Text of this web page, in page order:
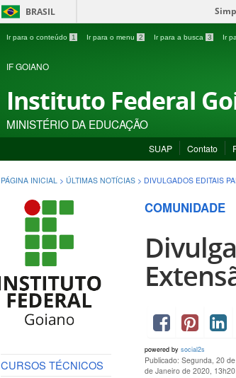
BRASIL
Ir para o conteúdo 1 Ir para o menu 2 Ir para a busca 3 Ir
IF GOIANO
Instituto Federal
MINISTÉRIO DA EDUCAÇÃO
SUAP Contato
PÁGINA INICIAL > ÚLTIMAS NOTÍCIAS > DIVULGADOS EDITAIS
CURSOS TÉCNICOS
COMUNIDADE
powered by social2s
Publicado: Segunda, 20
de Janeiro de 2020, 13h20